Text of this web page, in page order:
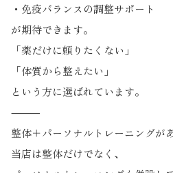
・免疫バランスの調整サポート
が期待できます。
「薬だけに頼りたくない」
「体質から整えたい」
という方に選ばれています。
⸻
整体＋パーソナルトレーニングが
当店は整体だけでなく、